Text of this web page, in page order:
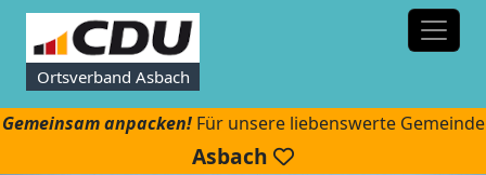
Ortsverband Asbach
Gemeinsam anpacken!Für unsere liebenswerte Gemeinde
Asbach